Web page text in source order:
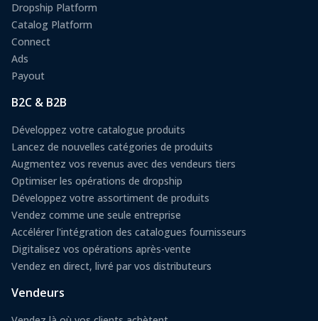
Dropship Platform
Catalog Platform
Connect
Ads
Payout
B2C & B2B
Développez votre catalogue produits
Lancez de nouvelles catégories de produits
Augmentez vos revenus avec des vendeurs tiers
Optimiser les opérations de dropship
Développez votre assortiment de produits
Vendez comme une seule entreprise
Accélérer l'intégration des catalogues fournisseurs
Digitalisez vos opérations après-vente
Vendez en direct, livré par vos distributeurs
Vendeurs